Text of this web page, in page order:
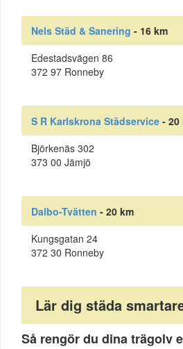
Nels Städ & Sanering - 16 km
Edestadsvägen 86
372 97 Ronneby
S R Karlskrona Städservice - 20
Björkenäs 302
373 00 Jämjö
Dalbo-Tvätten - 20 km
Kungsgatan 24
372 30 Ronneby
Lär dig städa
Så rengör du dina trägolv